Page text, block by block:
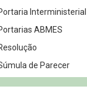
Interministerial
ABMES
de Parecer